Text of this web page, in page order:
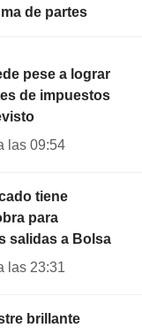
de partes
pese a lograr
de impuestos
las 09:54
tiene
para
salidas a Bolsa
las 23:31
brillante